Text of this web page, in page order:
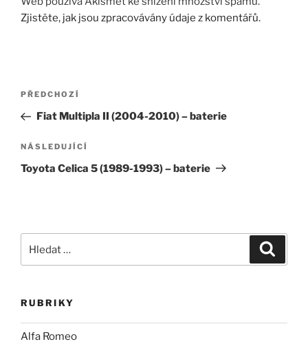
Zjistěte, jak jsou zpracovávány údaje z komentářů.
Navigace
příspěvek
Předchozí
příspěvek
PŘEDCHOZÍ
Fiat Multipla II (2004-2010) – baterie
Následující
příspěvek
NÁSLEDUJÍCÍ
Toyota Celica 5 (1989-1993) – baterie
RUBRIKY
Alfa Romeo